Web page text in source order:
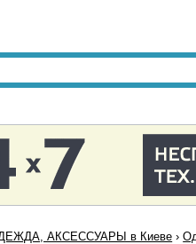
АКСЕССУАРЫ в Киеве ›